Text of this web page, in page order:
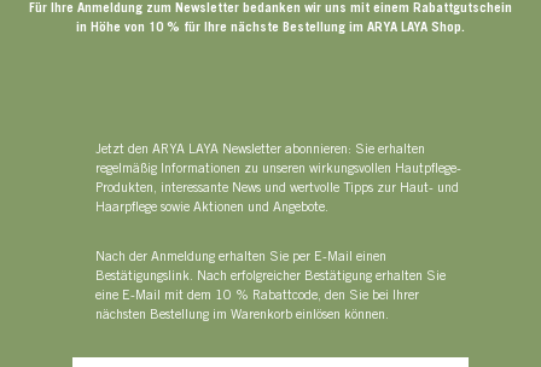
Für Ihre Anmeldung zum Newsletter bedanken wir uns mit einem Rabattgutschein
in Höhe von 10 % für Ihre nächste Bestellung im ARYA LAYA Shop.
Jetzt den ARYA LAYA Newsletter abonnieren: Sie erhalten
regelmäßig Informationen zu unseren wirkungsvollen Hautpflege-
Produkten, interessante News und wertvolle Tipps zur Haut- und
Haarpflege sowie Aktionen und Angebote.
Nach der Anmeldung erhalten Sie per E-Mail einen
Bestätigungslink. Nach erfolgreicher Bestätigung erhalten Sie
eine E-Mail mit dem 10 % Rabattcode, den Sie bei Ihrer
nächsten Bestellung im Warenkorb einlösen können.